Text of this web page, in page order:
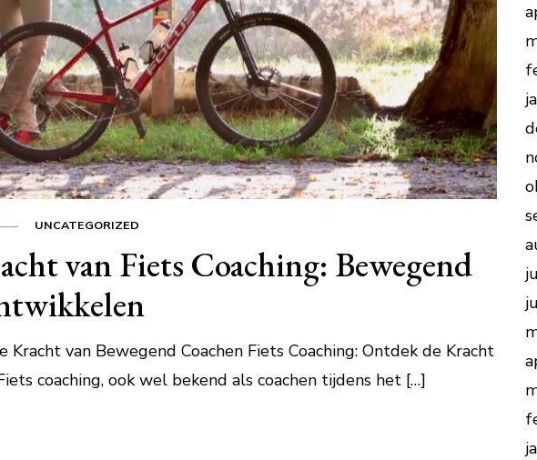
UNCATEGORIZED
van Fiets Coaching: Bewegend
Kracht van Bewegend Coachen Fiets Coaching: Ontdek de Kracht
coaching, ook wel bekend als coachen tijdens het […]